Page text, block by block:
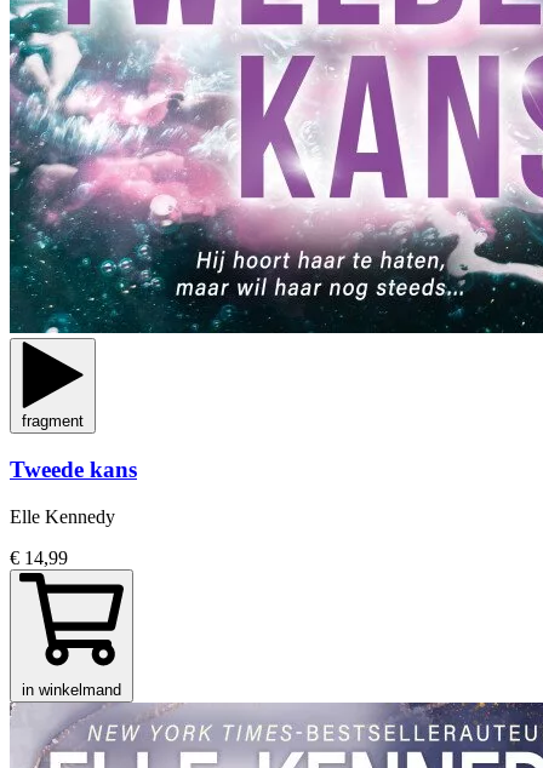
fragment
Tweede kans
Elle Kennedy
€ 14,99
in winkelmand